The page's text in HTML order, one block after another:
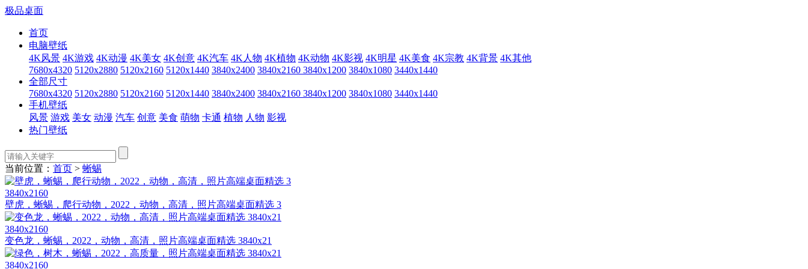
极品桌面
首页
电脑壁纸
4K风景 4K游戏 4K动漫 4K美女 4K创意 4K汽车 4K人物 4K植物 4K动物 4K影视 4K明星 4K美食 4K宗教 4K背景 4K其他
7680x4320 5120x2880 5120x2160 5120x1440 3840x2400 3840x2160 3840x1200 3840x1080 3440x1440
全部尺寸
7680x4320 5120x2880 5120x2160 5120x1440 3840x2400 3840x2160 3840x1200 3840x1080 3440x1440
手机壁纸
风景 游戏 美女 动漫 汽车 创意 美食 萌物 卡通 植物 人物 影视
热门壁纸
当前位置： 首页 > 蜥蜴
3840x2160
壁虎，蜥蜴，爬行动物，2022，动物，高清，照片高端桌面精选 3
3840x2160
变色龙，蜥蜴，2022，动物，高清，照片高端桌面精选 3840x21
3840x2160